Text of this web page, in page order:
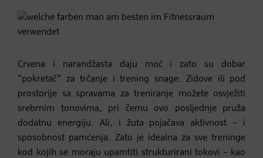
Crvena i narandžasta daju moć i zato su dobar
“pokretač” za trčanje i trening snage. Zidove ili pod
prostorije sa spravama za treniranje možete osvježiti
srebrnim tonovima, pri čemu ovo posljednje pruža
dodatnu energiju. Ali, i žuta pojačava aktivnost – i
sposobnost pamćenja. Zato je idealna za sve treninge
kod kojih se moraju upamtiti strukturirani tokovi – kao